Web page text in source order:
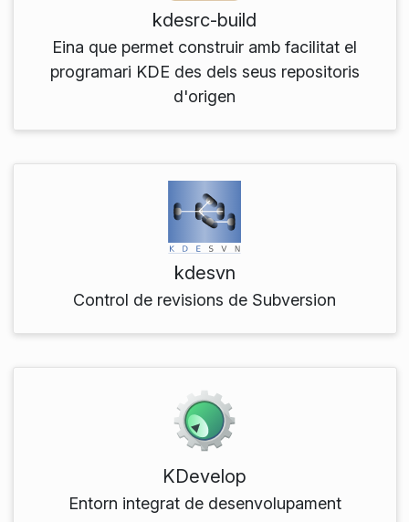
kdesrc-build
Eina que permet construir amb facilitat el
programari KDE des dels seus repositoris
d'origen
kdesvn
Control de revisions de Subversion
KDevelop
Entorn integrat de desenvolupament